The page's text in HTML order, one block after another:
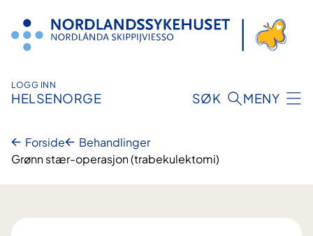
innhold
LOGG INN
HELSENORGE SØK MENY
Forside
Behandlinger
Grønn stær-operasjon (trabekulektomi)